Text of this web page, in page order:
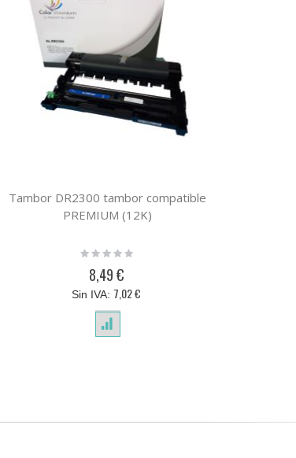
Tambor DR2300 tambor compatible
PREMIUM (12K)
Rating:
8,49 €
7,02 €